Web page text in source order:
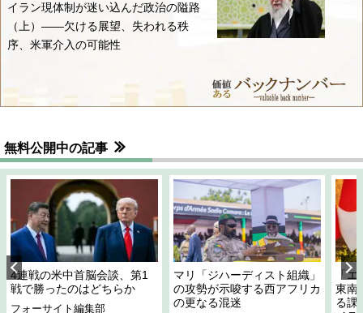
イラン現体制が迷い込んだ政治の隘路
（上）――欠ける展望、失われる秩
序、米軍介入の可能性
無料公開中の記事
4連戦の米中首脳会談、第1
戦で勝ったのはどちらか
フォーサイト編集部
マリ「ジハーディスト組織」
の攻勢が示唆する西アフリカ
の更なる混迷
「
東南
る課